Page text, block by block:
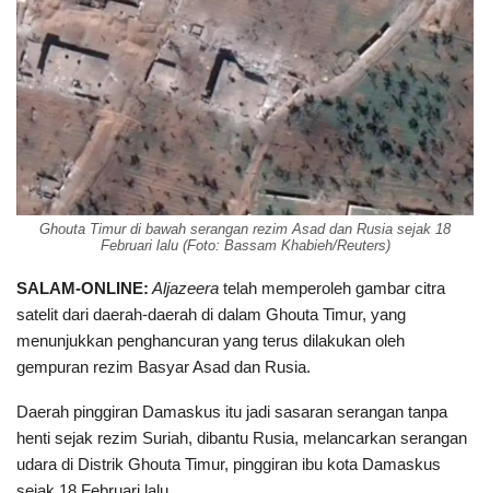
Ghouta Timur di bawah serangan rezim Asad dan Rusia sejak 18
Februari lalu (Foto: Bassam Khabieh/Reuters)
SALAM-ONLINE: Aljazeera telah memperoleh gambar citra
satelit dari daerah-daerah di dalam Ghouta Timur, yang
menunjukkan penghancuran yang terus dilakukan oleh
gempuran rezim Basyar Asad dan Rusia.
Daerah pinggiran Damaskus itu jadi sasaran serangan tanpa
henti sejak rezim Suriah, dibantu Rusia, melancarkan serangan
udara di Distrik Ghouta Timur, pinggiran ibu kota Damaskus